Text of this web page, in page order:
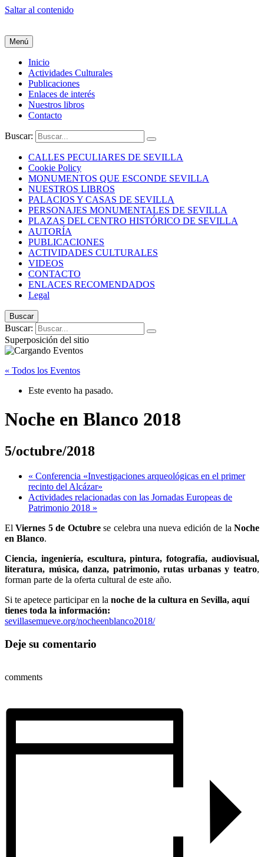
Saltar al contenido
Menú
Inicio
Actividades Culturales
Publicaciones
Enlaces de interés
Nuestros libros
Contacto
Buscar:
CALLES PECULIARES DE SEVILLA
Cookie Policy
MONUMENTOS QUE ESCONDE SEVILLA
NUESTROS LIBROS
PALACIOS Y CASAS DE SEVILLA
PERSONAJES MONUMENTALES DE SEVILLA
PLAZAS DEL CENTRO HISTÓRICO DE SEVILLA
AUTORÍA
PUBLICACIONES
ACTIVIDADES CULTURALES
VIDEOS
CONTACTO
ENLACES RECOMENDADOS
Legal
Buscar
Buscar:
Superposición del sitio
« Todos los Eventos
Este evento ha pasado.
Noche en Blanco 2018
5/octubre/2018
« Conferencia «Investigaciones arqueológicas en el primer
recinto del Alcázar»
Actividades relacionadas con las Jornadas Europeas de
Patrimonio 2018 »
ElViernes 5 de Octubrese celebra una nueva edición de laNoche
en Blanco.
Ciencia, ingeniería, escultura, pintura, fotografía, audiovisual,
literatura, música, danza, patrimonio, rutas urbanas y teatro,
forman parte de la oferta cultural de este año.
Si te apetece participar en la noche de la cultura en Sevilla, aquí
tienes toda la información:
sevillasemueve.org/nocheenblanco2018/
Deje su comentario
comments